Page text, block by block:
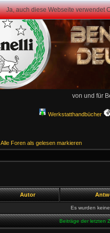
Ja, auch diese Webseite verwendet
von und für
Werkstatthandbücher
Alle Foren als gelesen markieren
Autor
Es wurden
Beiträge der letzten